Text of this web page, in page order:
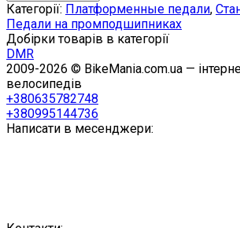
Категорії: Платформенные педали,
Педали на промподшипниках
Добірки товарів в категорії
DMR
2009-2026 © BikeMania.com.ua —
велосипедів
+380635782748
+380995144736
Написати в месенджери: